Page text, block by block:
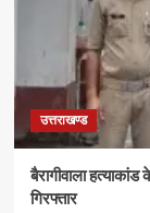
उत्तराखण्ड
बैरागीवाला
गिरफ्तार